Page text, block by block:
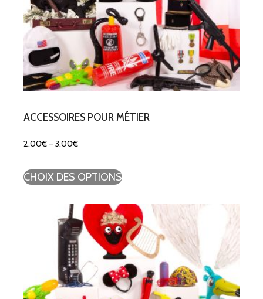
ACCESSOIRES POUR MÉTIER
2.00€–3.00€
CHOIX DES OPTIONS